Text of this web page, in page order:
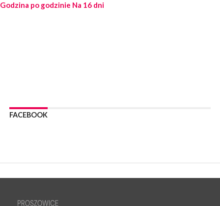
27 lipca 2026
PROSZOWICE. Po burzy uszkodzone słupy enegeryczne.
WYDARZENIA
POWIAT PROSZOWICKI. Na dziś zaplanowano „ALARM-2026”
WYDARZENIA
Godzina po godzinie Na 16 dni
FACEBOOK